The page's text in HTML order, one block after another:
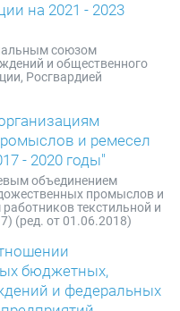
на 2021 - 2023
союзом
и общественного
Росгвардией
и ремесел
- 2020 годы"
объединением
промыслов и
текстильной и
(ред. от 01.06.2018)
бюджетных,
и федеральных